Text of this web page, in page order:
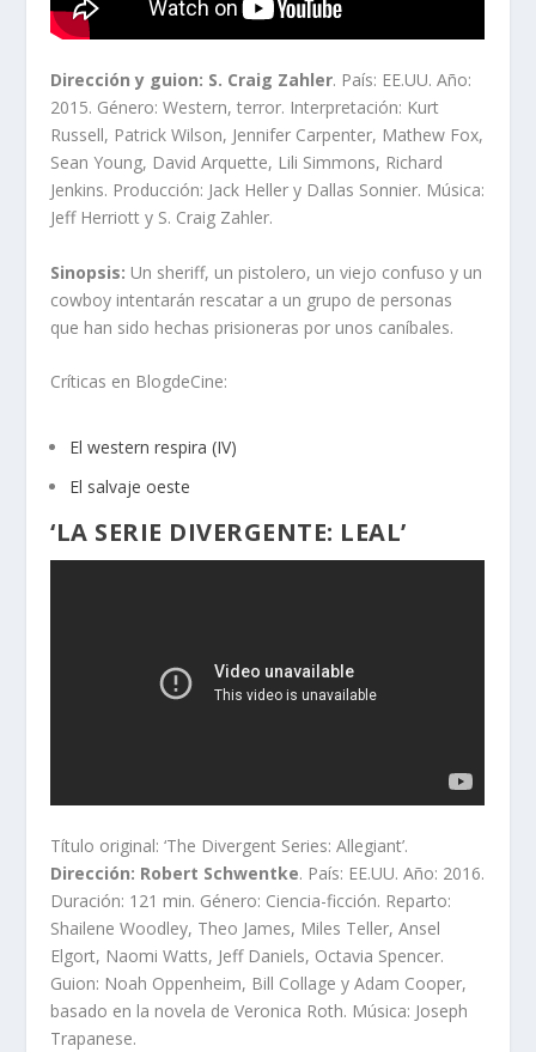
Dirección y guion: S. Craig Zahler. País: EE.UU. Año:
2015. Género: Western, terror. Interpretación: Kurt
Russell, Patrick Wilson, Jennifer Carpenter, Mathew Fox,
Sean Young, David Arquette, Lili Simmons, Richard
Jenkins. Producción: Jack Heller y Dallas Sonnier. Música:
Jeff Herriott y S. Craig Zahler.
Sinopsis: Un sheriff, un pistolero, un viejo confuso y un
cowboy intentarán rescatar a un grupo de personas
que han sido hechas prisioneras por unos caníbales.
Críticas en BlogdeCine:
El western respira (IV)
El salvaje oeste
‘LA SERIE DIVERGENTE: LEAL’
Título original: ‘The Divergent Series: Allegiant’.
Dirección: Robert Schwentke. País: EE.UU. Año: 2016.
Duración: 121 min. Género: Ciencia-ficción. Reparto:
Shailene Woodley, Theo James, Miles Teller, Ansel
Elgort, Naomi Watts, Jeff Daniels, Octavia Spencer.
Guion: Noah Oppenheim, Bill Collage y Adam Cooper,
basado en la novela de Veronica Roth. Música: Joseph
Trapanese.